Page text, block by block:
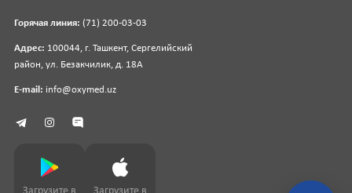
Горячая линия: (71) 200-03-03
Адрес: 100044, г. Ташкент, Сергелийский
район, ул. Безакчилик, д. 18А
E-mail: info@oxymed.uz